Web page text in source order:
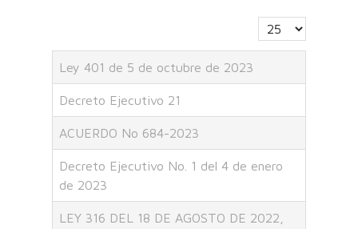
Cantidad a
Ley 401 de 5 de octubre de 2023
Decreto Ejecutivo 21
ACUERDO No 684-2023
Decreto Ejecutivo No. 1 del 4 de enero
de 2023
LEY 316 DEL 18 DE AGOSTO DE 2022,